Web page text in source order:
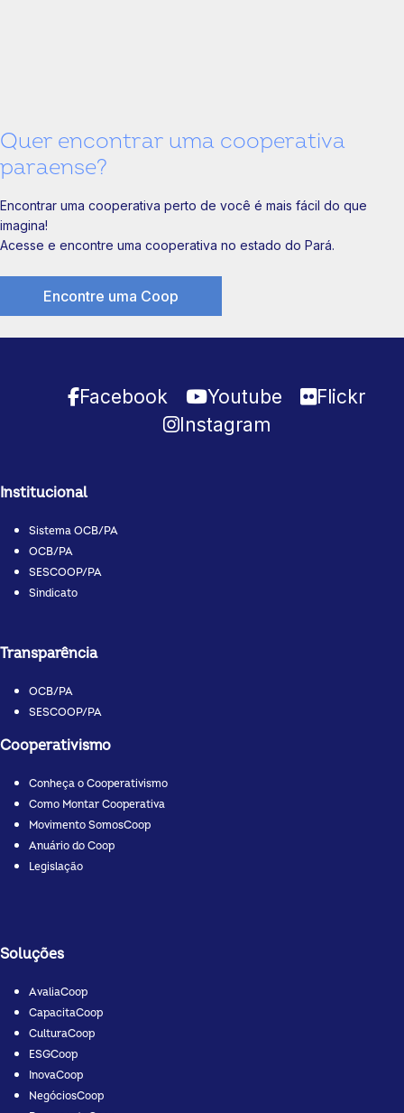
Quer encontrar uma cooperativa
paraense?
Encontrar uma cooperativa perto de você é mais fácil do que
imagina!
Acesse e encontre uma cooperativa no estado do Pará.
Encontre uma Coop
Facebook Youtube
Flickr
Instagram
Institucional
Sistema OCB/PA
OCB/PA
SESCOOP/PA
Sindicato
Transparência
OCB/PA
SESCOOP/PA
Cooperativismo
Conheça o Cooperativismo
Como Montar Cooperativa
Movimento SomosCoop
Anuário do Coop
Legislação
Soluções
AvaliaCoop
CapacitaCoop
CulturaCoop
ESGCoop
InovaCoop
NegóciosCoop